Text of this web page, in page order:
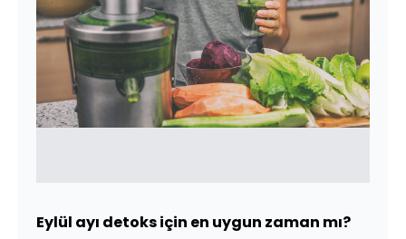
Eylül ayı detoks için en uygun zaman mı?